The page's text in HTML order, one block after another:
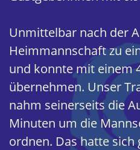
Unmittelbar nach der
Heimmannschaft zu
und konnte mit einem
übernehmen. Unser
nahm seinerseits die
Minuten um die
ordnen. Das hatte